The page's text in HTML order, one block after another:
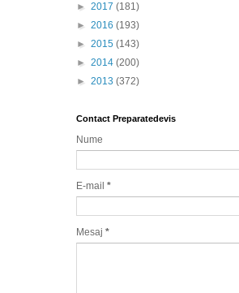
► 2017 (181)
► 2016 (193)
► 2015 (143)
► 2014 (200)
► 2013 (372)
Contact Preparatedevis
Nume
E-mail *
Mesaj *